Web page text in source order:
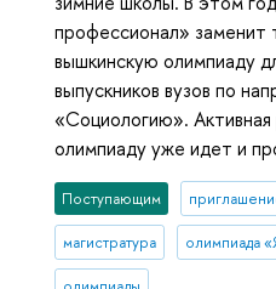
профессионал» заменит
вышкинскую олимпиаду
выпускников вузов по
«Социологию». Активная
олимпиаду уже идет и
Поступающим
магистратура олимпиада